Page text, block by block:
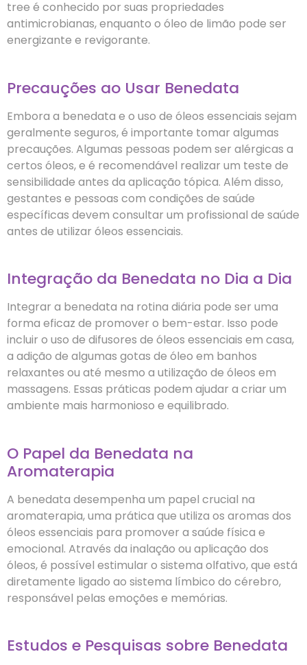
tree é conhecido por suas propriedades
antimicrobianas, enquanto o óleo de limão pode ser
energizante e revigorante.
Precauções ao Usar Benedata
Embora a benedata e o uso de óleos essenciais sejam
geralmente seguros, é importante tomar algumas
precauções. Algumas pessoas podem ser alérgicas a
certos óleos, e é recomendável realizar um teste de
sensibilidade antes da aplicação tópica. Além disso,
gestantes e pessoas com condições de saúde
específicas devem consultar um profissional de saúde
antes de utilizar óleos essenciais.
Integração da Benedata no Dia a Dia
Integrar a benedata na rotina diária pode ser uma
forma eficaz de promover o bem-estar. Isso pode
incluir o uso de difusores de óleos essenciais em casa,
a adição de algumas gotas de óleo em banhos
relaxantes ou até mesmo a utilização de óleos em
massagens. Essas práticas podem ajudar a criar um
ambiente mais harmonioso e equilibrado.
O Papel da Benedata na
Aromaterapia
A benedata desempenha um papel crucial na
aromaterapia, uma prática que utiliza os aromas dos
óleos essenciais para promover a saúde física e
emocional. Através da inalação ou aplicação dos
óleos, é possível estimular o sistema olfativo, que está
diretamente ligado ao sistema límbico do cérebro,
responsável pelas emoções e memórias.
Estudos e Pesquisas sobre Benedata